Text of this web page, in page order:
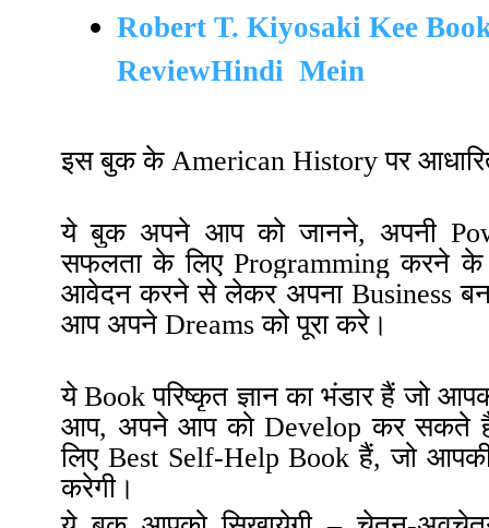
Robert T. Kiyosaki Kee
ReviewHindi Mein
इस बुक के American History पर
ये बुक अपने आप को जानने, अपनी
सफलता के लिए Programmingकरने के
आवेदन करने से लेकर अपना Business
आप अपने Dreams को पूरा करे।
ये Book परिष्कृत ज्ञान का भंडार हैं जो
आप, अपने आप को Develop कर सकते
लिए Best Self-Help Book हैं, जो
करेगी।